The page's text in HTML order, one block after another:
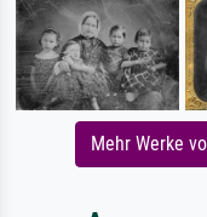
Mehr Werke